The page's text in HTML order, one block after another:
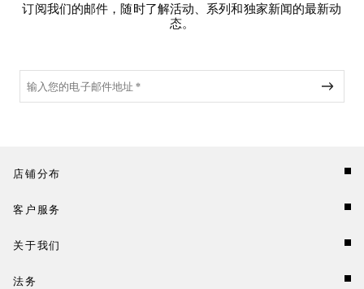
订阅我们的邮件，随时了解活动、系列和独家新闻的最新动
态。
店铺分布
客户服务
关于我们
法务